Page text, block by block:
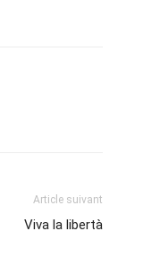
Article suivant
Viva la libertà